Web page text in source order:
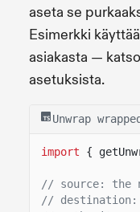
aseta se
Esimerkki
asiakasta — katso
asetuksista.
Unwrap
import {
// source: the
// destination: